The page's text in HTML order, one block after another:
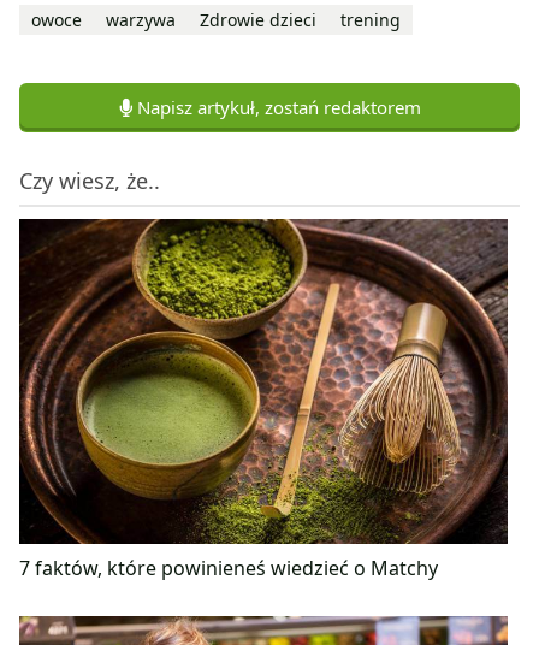
owoce warzywa Zdrowie dzieci trening
Napisz artykuł, zostań redaktorem
Czy wiesz, że..
7 faktów, które powinieneś wiedzieć o Matchy